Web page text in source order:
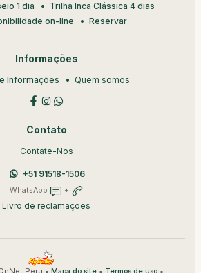
1 dia
Trilha Inca Clássica 4 dias
on-line
Reservar
Informações
Informações Quem somos
Contato
Contate-Nos
+51 91518-1506
WhatsApp +
Livro de reclamações
Peru • • •